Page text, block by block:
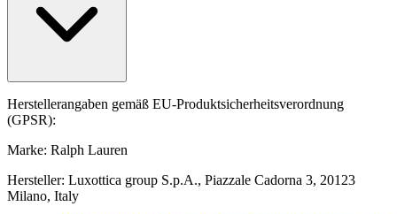
Herstellerangaben gemäß EU-Produktsicherheitsverordnung
(GPSR):
Marke: Ralph Lauren
Hersteller: Luxottica group S.p.A., Piazzale Cadorna 3, 20123
Milano, Italy